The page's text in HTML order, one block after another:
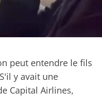
peut entendre le fils
y avait une
Capital Airlines,